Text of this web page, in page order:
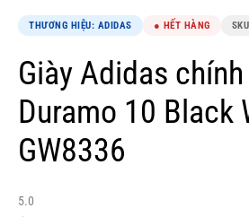
THƯƠNG HIỆU: ADIDAS ● HẾT HÀNG
Giày Adidas
Duramo 10 Black
GW8336
5.0